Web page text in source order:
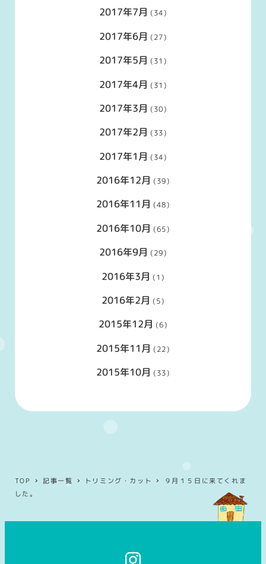
2017年7月 (34)
2017年6月 (27)
2017年5月 (31)
2017年4月 (31)
2017年3月 (30)
2017年2月 (33)
2017年1月 (34)
2016年12月 (39)
2016年11月 (48)
2016年10月 (65)
2016年9月 (29)
2016年3月 (1)
2016年2月 (5)
2015年12月 (6)
2015年11月 (22)
2015年10月 (33)
TOP 記事一覧 トリミング・カット
９月１５日に来てくれま
した。